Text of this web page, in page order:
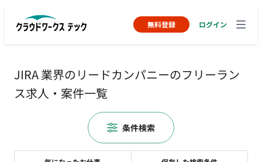
無料登録 ログイン
JIRA 業界のリードカンパニーのフリーラン
ス求人・案件一覧
条件検索